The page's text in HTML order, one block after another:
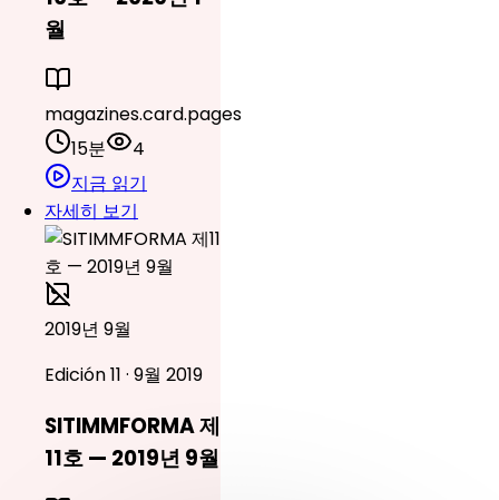
월
magazines.card.pages
15분
4
지금 읽기
자세히 보기
2019년 9월
Edición 11 · 9월 2019
SITIMMFORMA 제
11호 — 2019년 9월